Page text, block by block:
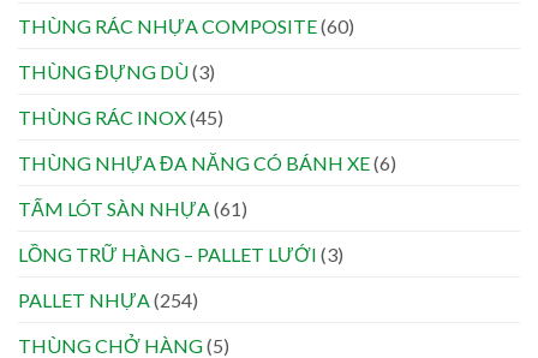
THÙNG RÁC NHỰA COMPOSITE(60)
THÙNG ĐỰNG DÙ(3)
THÙNG RÁC INOX(45)
THÙNG NHỰA ĐA NĂNG CÓ BÁNH XE(6)
TẤM LÓT SÀN NHỰA (61)
LỒNG TRỮ HÀNG – PALLET LƯỚI (3)
PALLET NHỰA (254)
THÙNG CHỞ HÀNG(5)